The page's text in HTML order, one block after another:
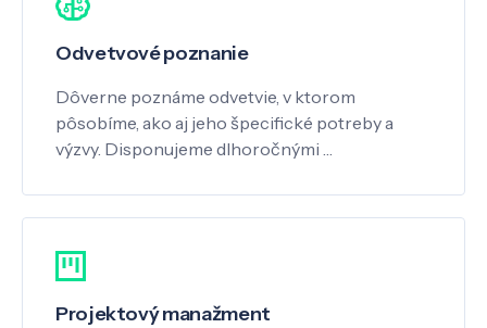
Odvetvové poznanie
Dôverne poznáme odvetvie, v ktorom
pôsobíme, ako aj jeho špecifické potreby a
výzvy. Disponujeme dlhoročnými …
Projektový manažment